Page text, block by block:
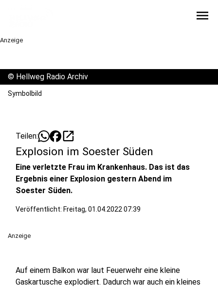
menu
Anzeige
© Hellweg Radio Archiv
Symbolbild
Teilen: open_in_new
Explosion im Soester Süden
Eine verletzte Frau im Krankenhaus. Das ist das
Ergebnis einer Explosion gestern Abend im
Soester Süden.
Veröffentlicht: Freitag, 01.04.2022 07:39
Anzeige
Auf einem Balkon war laut Feuerwehr eine kleine
Gaskartusche explodiert. Dadurch war auch ein kleines